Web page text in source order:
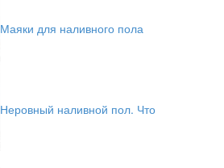
Маяки для наливного пола
Неровный наливной пол. Что